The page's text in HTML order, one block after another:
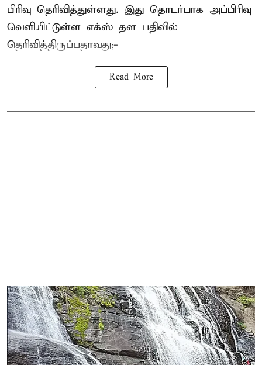
பிரிவு தெரிவித்துள்ளது. இது தொடர்பாக அப்பிரிவு
வெளியிட்டுள்ள எக்ஸ் தள பதிவில்
தெரிவித்திருப்பதாவது;-
Read More